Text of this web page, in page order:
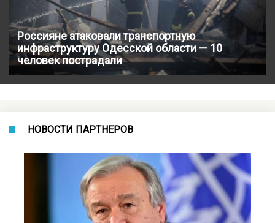
Россияне атаковали транспортную
инфраструктуру Одесской области — 10
человек пострадали
НОВОСТИ ПАРТНЕРОВ